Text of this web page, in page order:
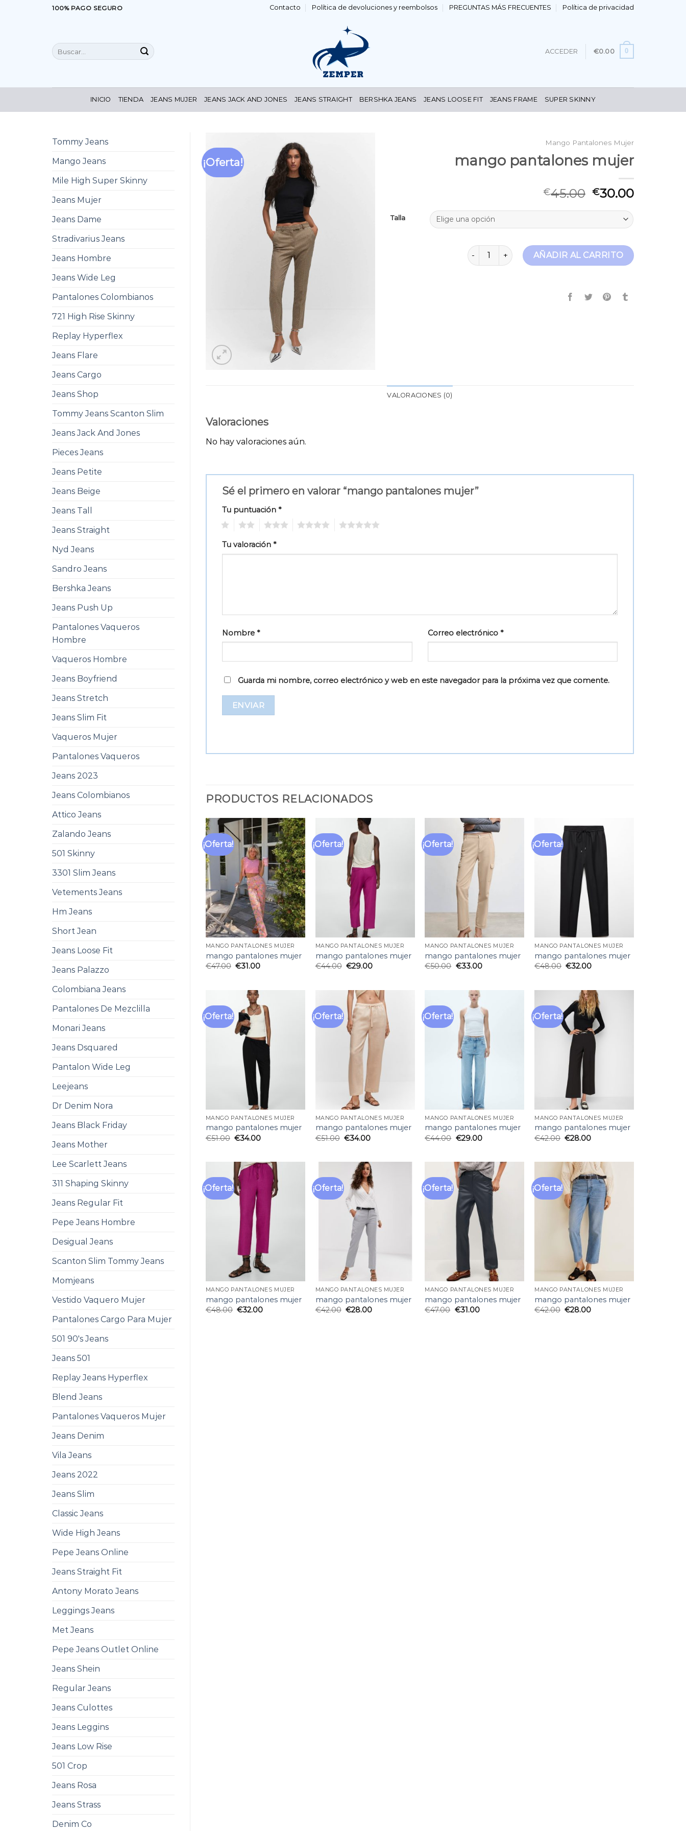
100% PAGO SEGURO Contacto Política de devoluciones y reembolsos PREGUNTAS MÁS FRECUENTES Política de privacidad
Buscar
por:
ACCEDER €0.00 0
INICIO TIENDA JEANS MUJER JEANS JACK AND JONES JEANS STRAIGHT BERSHKA JEANS JEANS LOOSE FIT JEANS FRAME SUPER SKINNY
Tommy Jeans
Mango Jeans
Mile High Super Skinny
Jeans Mujer
Jeans Dame
Stradivarius Jeans
Jeans Hombre
Jeans Wide Leg
Pantalones Colombianos
721 High Rise Skinny
Replay Hyperflex
Jeans Flare
Jeans Cargo
Jeans Shop
Tommy Jeans Scanton Slim
Jeans Jack And Jones
Pieces Jeans
Jeans Petite
Jeans Beige
Jeans Tall
Jeans Straight
Nyd Jeans
Sandro Jeans
Bershka Jeans
Jeans Push Up
Pantalones Vaqueros
Hombre
Vaqueros Hombre
Jeans Boyfriend
Jeans Stretch
Jeans Slim Fit
Vaqueros Mujer
Pantalones Vaqueros
Jeans 2023
Jeans Colombianos
Attico Jeans
Zalando Jeans
501 Skinny
3301 Slim Jeans
Vetements Jeans
Hm Jeans
Short Jean
Jeans Loose Fit
Jeans Palazzo
Colombiana Jeans
Pantalones De Mezclilla
Monari Jeans
Jeans Dsquared
Pantalon Wide Leg
Leejeans
Dr Denim Nora
Jeans Black Friday
Jeans Mother
Lee Scarlett Jeans
311 Shaping Skinny
Jeans Regular Fit
Pepe Jeans Hombre
Desigual Jeans
Scanton Slim Tommy Jeans
Momjeans
Vestido Vaquero Mujer
Pantalones Cargo Para Mujer
501 90's Jeans
Jeans 501
Replay Jeans Hyperflex
Blend Jeans
Pantalones Vaqueros Mujer
Jeans Denim
Vila Jeans
Jeans 2022
Jeans Slim
Classic Jeans
Wide High Jeans
Pepe Jeans Online
Jeans Straight Fit
Antony Morato Jeans
Leggings Jeans
Met Jeans
Pepe Jeans Outlet Online
Jeans Shein
Regular Jeans
Jeans Culottes
Jeans Leggins
Jeans Low Rise
501 Crop
Jeans Rosa
Jeans Strass
Denim Co
¡Oferta!
Mango Pantalones Mujer
mango pantalones mujer
€45.00 €30.00
Talla
mango pantalones mujer cantidad
AÑADIR AL CARRITO
VALORACIONES (0)
Valoraciones
No hay valoraciones aún.
Sé el primero en valorar “mango pantalones mujer”
Tu puntuación *
Tu valoración *
Nombre * Correo electrónico *
Guarda mi nombre, correo electrónico y web en este navegador para la próxima vez que comente.
PRODUCTOS RELACIONADOS
¡Oferta!
Añadir
a la
lista
de
deseos
MANGO PANTALONES MUJER
mango pantalones mujer
€47.00 €31.00
¡Oferta!
MANGO PANTALONES MUJER
mango pantalones mujer
€44.00 €29.00
¡Oferta!
MANGO PANTALONES MUJER
mango pantalones mujer
€50.00 €33.00
¡Oferta!
Añadir
deseos
MANGO PANTALONES MUJER
mango pantalones mujer
€48.00 €32.00
¡Oferta!
MANGO PANTALONES MUJER
mango pantalones mujer
€51.00 €34.00
¡Oferta!
Añadir
MANGO PANTALONES MUJER
mango pantalones mujer
€51.00 €34.00
¡Oferta!
MANGO PANTALONES MUJER
mango pantalones mujer
€44.00 €29.00
¡Oferta!
MANGO PANTALONES MUJER
mango pantalones mujer
€42.00 €28.00
¡Oferta!
Añadir
MANGO PANTALONES MUJER
mango pantalones mujer
€48.00 €32.00
¡Oferta!
MANGO PANTALONES MUJER
mango pantalones mujer
€42.00 €28.00
¡Oferta!
Añadir
MANGO PANTALONES MUJER
mango pantalones mujer
€47.00 €31.00
¡Oferta!
Añadir
lista
MANGO PANTALONES MUJER
mango pantalones mujer
€42.00 €28.00